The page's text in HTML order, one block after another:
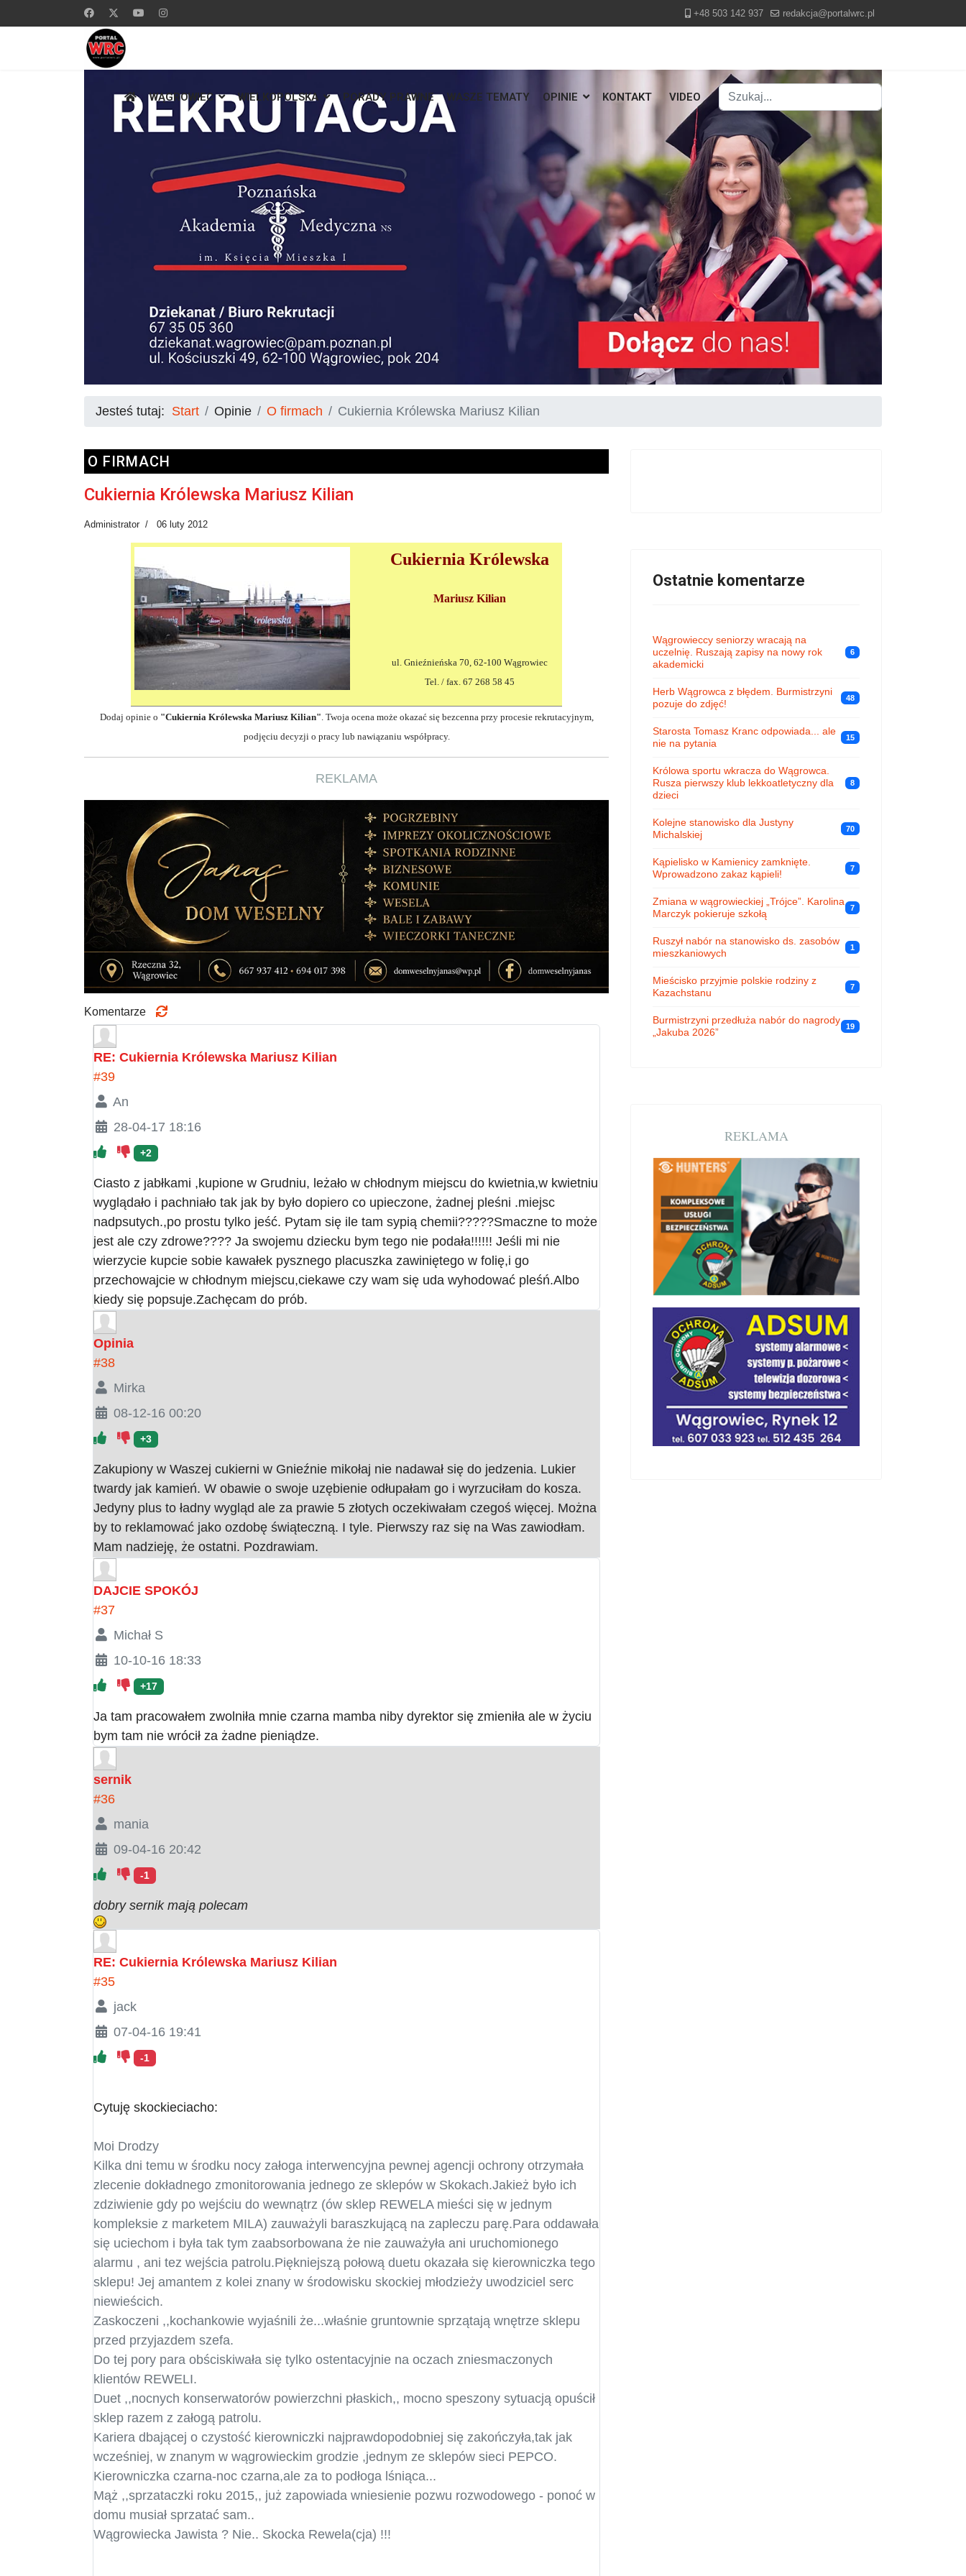
+48 503 142 937 redakcja@portalwrc.pl
WĄGROWIEC WIELKOPOLSKA PORADY PRAWNE WASZE TEMATY OPINIE KONTAKT VIDEO
Szukaj
Type 2 or more characters for results.
Jesteś tutaj: Start Opinie O firmach Cukiernia Królewska Mariusz Kilian
O FIRMACH
Cukiernia Królewska Mariusz Kilian
Administrator 06 luty 2012
Cukiernia Królewska
Mariusz Kilian
ul. Gnieźnieńska 70, 62-100 Wągrowiec
Tel. / fax. 67 268 58 45
Dodaj opinie o "Cukiernia Królewska Mariusz Kilian" . Twoja ocena może okazać się bezcenna przy procesie rekrutacyjnym,
podjęciu decyzji o pracy lub nawiązaniu współpracy.
REKLAMA
Komentarze
RE: Cukiernia Królewska Mariusz Kilian
#39
An
28-04-17 18:16
+2
Ciasto z jabłkami ,kupione w Grudniu, leżało w chłodnym miejscu do kwietnia,w kwietniu
wyglądało i pachniało tak jak by było dopiero co upieczone, żadnej pleśni .miejsc
nadpsutych.,po prostu tylko jeść. Pytam się ile tam sypią chemii?????Smaczne to może
jest ale czy zdrowe???? Ja swojemu dziecku bym tego nie podała!!!!!! Jeśli mi nie
wierzycie kupcie sobie kawałek pysznego placuszka zawiniętego w folię,i go
przechowajcie w chłodnym miejscu,ciekawe czy wam się uda wyhodować pleśń.Albo
kiedy się popsuje.Zachęcam do prób.
Opinia
#38
Mirka
08-12-16 00:20
+3
Zakupiony w Waszej cukierni w Gnieźnie mikołaj nie nadawał się do jedzenia. Lukier
twardy jak kamień. W obawie o swoje uzębienie odłupałam go i wyrzuciłam do kosza.
Jedyny plus to ładny wygląd ale za prawie 5 złotych oczekiwałam czegoś więcej. Można
by to reklamować jako ozdobę świąteczną. I tyle. Pierwszy raz się na Was zawiodłam.
Mam nadzieję, że ostatni. Pozdrawiam.
DAJCIE SPOKÓJ
#37
Michał S
10-10-16 18:33
+17
Ja tam pracowałem zwolniła mnie czarna mamba niby dyrektor się zmieniła ale w życiu
bym tam nie wrócił za żadne pieniądze.
sernik
#36
mania
09-04-16 20:42
-1
dobry sernik mają polecam
RE: Cukiernia Królewska Mariusz Kilian
#35
jack
07-04-16 19:41
-1
Cytuję skockieciacho:
Moi Drodzy
Kilka dni temu w środku nocy załoga interwencyjna pewnej agencji ochrony otrzymała
zlecenie dokładnego zmonitorowania jednego ze sklepów w Skokach.Jakież było ich
zdziwienie gdy po wejściu do wewnątrz (ów sklep REWELA mieści się w jednym
kompleksie z marketem MILA) zauważyli baraszkującą na zapleczu parę.Para oddawała
się uciechom i była tak tym zaabsorbowana że nie zauważyła ani uruchomionego
alarmu , ani tez wejścia patrolu.Piękniejszą połową duetu okazała się kierowniczka tego
sklepu! Jej amantem z kolei znany w środowisku skockiej młodzieży uwodziciel serc
niewieścich.
Zaskoczeni ,,kochankowie wyjaśnili że...właśnie gruntownie sprzątają wnętrze sklepu
przed przyjazdem szefa.
Do tej pory para obściskiwała się tylko ostentacyjnie na oczach zniesmaczonych
klientów REWELI.
Duet ,,nocnych konserwatorów powierzchni płaskich,, mocno speszony sytuacją opuścił
sklep razem z załogą patrolu.
Kariera dbającej o czystość kierowniczki najprawdopodobniej się zakończyła,tak jak
wcześniej, w znanym w wągrowieckim grodzie ,jednym ze sklepów sieci PEPCO.
Kierowniczka czarna-noc czarna,ale za to podłoga lśniąca...
Mąż ,,sprzataczki roku 2015,, już zapowiada wniesienie pozwu rozwodowego - ponoć w
domu musiał sprzatać sam..
Wągrowiecka Jawista ? Nie.. Skocka Rewela(cja) !!!
Ostatnie komentarze
Wągrowieccy seniorzy wracają na
uczelnię. Ruszają zapisy na nowy rok
akademicki
6
Herb Wągrowca z błędem. Burmistrzyni
pozuje do zdjęć!
48
Starosta Tomasz Kranc odpowiada... ale
nie na pytania
15
Królowa sportu wkracza do Wągrowca.
Rusza pierwszy klub lekkoatletyczny dla
dzieci
8
Kolejne stanowisko dla Justyny
Michalskiej
70
Kąpielisko w Kamienicy zamknięte.
Wprowadzono zakaz kąpieli!
7
Zmiana w wągrowieckiej „Trójce”. Karolina
Marczyk pokieruje szkołą
7
Ruszył nabór na stanowisko ds. zasobów
mieszkaniowych
1
Mieścisko przyjmie polskie rodziny z
Kazachstanu
7
Burmistrzyni przedłuża nabór do nagrody
„Jakuba 2026”
19
REKLAMA